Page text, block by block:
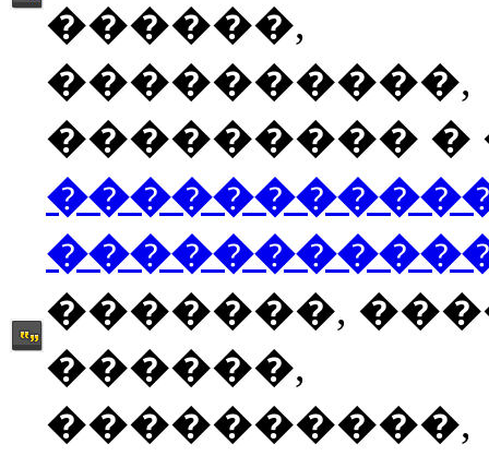
������,
����������,
��������� �
�������,
������,
����������,